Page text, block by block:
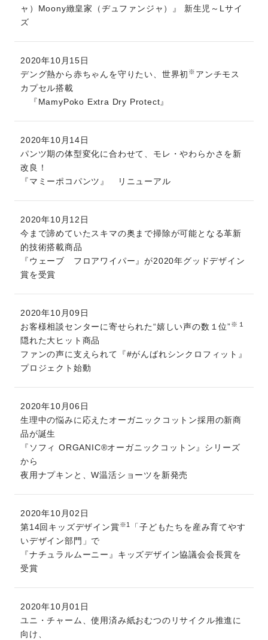
ャ）Moony緻皇家（ヂュファンジャ）』 新生児～Lサイ
ズ
2020年10月15日
デング熱から赤ちゃんを守りたい、世界初 ※ アンチモス
カプセル搭載
『MamyPoko Extra Dry Protect』
2020年10月14日
パンツ期の体型変化に合わせて、モレ・やわらかさを新
改良！
『マミーポコパンツ』 リニューアル
2020年10月12日
今まで諦めていたスキマの奥まで掃除が可能となる革新
的技術搭載商品
『ウェーブ フロアワイパー』が2020年グッドデザイン
賞を受賞
2020年10月09日
お客様相談センターに寄せられた“嬉しい声の数１位”※１
隠れた大ヒット商品
ファンの声に支えられて『#がんばれシンクロフィット』
プロジェクト始動
2020年10月06日
生理中の悩みに応えたオーガニックコットン採用の新商
品が誕生
『ソフィ ORGANIC®オーガニックコットン』シリーズ
から
夜用ナプキンと、W温活ショーツを新発売
2020年10月02日
第14回キッズデザイン賞※1
「子どもたちを産み育てやす
いデザイン部門」で
『ナチュラルムーニー』キッズデザイン協議会会長賞を
受賞
2020年10月01日
ユニ・チャーム、使用済み紙おむつのリサイクル推進に
向け、